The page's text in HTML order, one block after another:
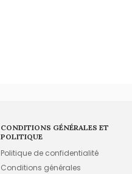
CONDITIONS GÉNÉRALES ET
POLITIQUE
Politique de confidentialité
Conditions générales